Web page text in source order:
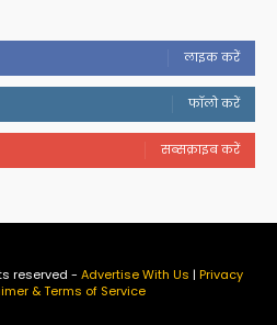
लाइक करें
फॉलो करें
सब्सक्राइब करें
reserved - Advertise With Us | Privacy
& Terms of Service